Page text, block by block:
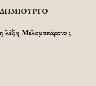
λέξη Μελομακάρονο ;